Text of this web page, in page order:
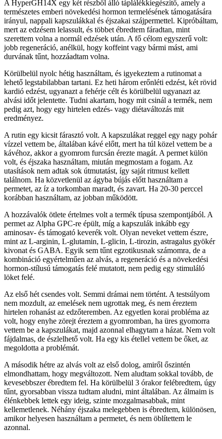
A HyperGH14X egy két részből álló táplálékkiegészítő, amely a
természetes emberi növekedési hormon termelésének támogatására
irányul, nappali kapszulákkal és éjszakai szájpermettel. Kipróbáltam,
mert az edzésem lelassult, és többet ébredtem fáradtan, mint
szerettem volna a normál edzések után. A fő célom egyszerű volt:
jobb regeneráció, anélkül, hogy koffeint vagy bármi mást, ami
durvának tűnt, hozzáadtam volna.
Körülbelül nyolc hétig használtam, és igyekeztem a rutinomat a
lehető legstabilabban tartani. Ez heti három erőnléti edzést, két rövid
kardió edzést, ugyanazt a fehérje célt és körülbelül ugyanazt az
alvási időt jelentette. Tudni akartam, hogy mit csinál a termék, nem
pedig azt, hogy egy hirtelen edzés- vagy diétaváltozás mit
eredményez.
A rutin egy kicsit fárasztó volt. A kapszulákat reggel egy nagy pohár
vízzel vettem be, általában kávé előtt, mert ha túl közel vettem be a
kávéhoz, akkor a gyomrom furcsán érezte magát. A permet külön
volt, és éjszaka használtam, miután megmostam a fogam. Az
utasítások nem adtak sok útmutatást, így saját ritmust kellett
találnom. Ha közvetlenül az ágyba bújás előtt használtam a
permetet, az íz a torkomban maradt, és zavart. Ha 20-30 perccel
korábban használtam, az jobban működött.
A hozzávalók ötlete értelmes volt a termék típusa szempontjából. A
permet az Alpha GPC-re épült, míg a kapszulák inkább egy
aminosav- és támogató keverék volt. Olyan neveket vettem észre,
mint az L-arginin, L-glutamin, L-glicin, L-tirozin, astragalus gyökér
kivonat és GABA. Egyik sem tűnt egzotikusnak számomra, de a
kombináció egyértelműen az alvás, a regeneráció és a növekedési
hormon-stílusú támogatás felé mutatott, nem pedig egy stimuláló
löket felé.
Az első hét csendes volt. Semmi drámai nem történt. A testsúlyom
nem mozdult, az emelések nem ugrottak meg, és nem éreztem
hirtelen rohanást az edzőteremben. Az egyetlen korai probléma az
volt, hogy enyhe zörejt éreztem a gyomromban, ha üres gyomorra
vettem be a kapszulákat, majd azonnal elhagytam a házat. Nem volt
fájdalmas, de észlelhető volt. Ha egy kis étellel vettem be őket, az
megoldotta a problémát.
A második hétre az alvás volt az első dolog, amiről őszintén
elmondhattam, hogy megváltozott. Nem aludtam sokkal tovább, de
kevesebbszer ébredtem fel. Ha körülbelül 3 órakor felébredtem, úgy
tűnt, gyorsabban vissza tudtam aludni, mint általában. Az álmaim is
élénkebbek lettek egy ideig, szinte mozgalmasabbak, mint
kellemetlenek. Néhány éjszaka melegebben is ébredtem, különösen,
amikor helyesen használtam a permetet, és nem öblítettem le
azonnal.